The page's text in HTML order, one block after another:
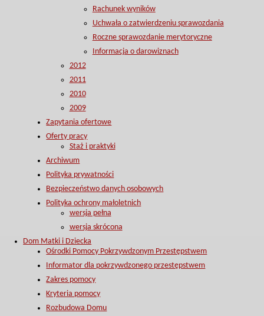
Rachunek wyników
Uchwała o zatwierdzeniu sprawozdania
Roczne sprawozdanie merytoryczne
Informacja o darowiznach
2012
2011
2010
2009
Zapytania ofertowe
Oferty pracy
Staż i praktyki
Archiwum
Polityka prywatności
Bezpieczeństwo danych osobowych
Polityka ochrony małoletnich
wersja pełna
wersja skrócona
Dom Matki i Dziecka
Ośrodki Pomocy Pokrzywdzonym Przestępstwem
Informator dla pokrzywdzonego przestępstwem
Zakres pomocy
Kryteria pomocy
Rozbudowa Domu